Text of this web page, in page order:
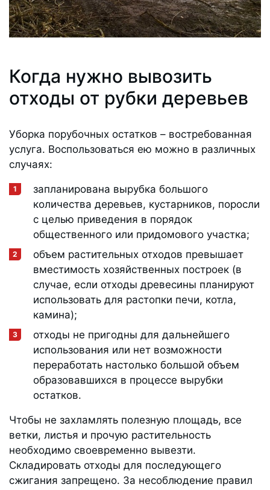
Когда нужно вывозить
отходы от рубки деревьев
Уборка порубочных остатков – востребованная
услуга. Воспользоваться ею можно в различных
случаях:
запланирована вырубка большого
количества деревьев, кустарников, поросли
с целью приведения в порядок
общественного или придомового участка;
объем растительных отходов превышает
вместимость хозяйственных построек (в
случае, если отходы древесины планируют
использовать для растопки печи, котла,
камина);
отходы не пригодны для дальнейшего
использования или нет возможности
переработать настолько большой объем
образовавшихся в процессе вырубки
остатков.
Чтобы не захламлять полезную площадь, все
ветки, листья и прочую растительность
необходимо своевременно вывезти.
Складировать отходы для последующего
сжигания запрещено. За несоблюдение правил